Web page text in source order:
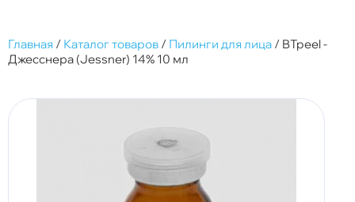
Главная / Каталог товаров / Пилинги для лица / BTpeel -
Джесснера (Jessner) 14% 10 мл